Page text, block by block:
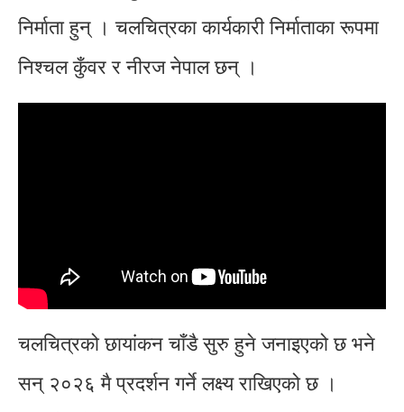
निर्माता हुन् । चलचित्रका कार्यकारी निर्माताका रूपमा
निश्चल कुँवर र नीरज नेपाल छन् ।
चलचित्रको छायांकन चाँडै सुरु हुने जनाइएको छ भने
सन् २०२६ मै प्रदर्शन गर्ने लक्ष्य राखिएको छ ।